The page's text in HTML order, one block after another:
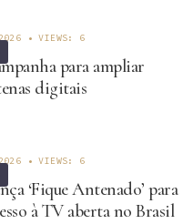
•VIEWS: 6
para ampliar
digitais
•VIEWS: 6
‘Fique Antenado’ para
à TV aberta no Brasil